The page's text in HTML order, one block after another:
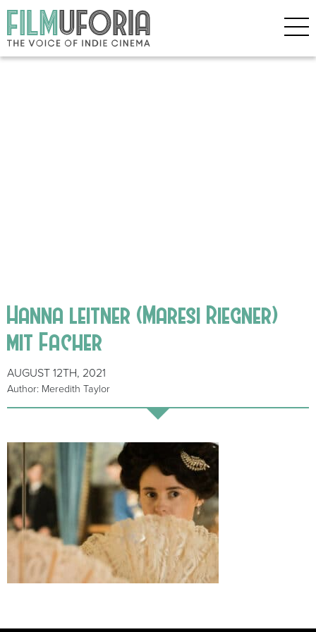
Hanna leitner (Maresi Riegner)
mit Facher
AUGUST 12TH, 2021
Author: Meredith Taylor